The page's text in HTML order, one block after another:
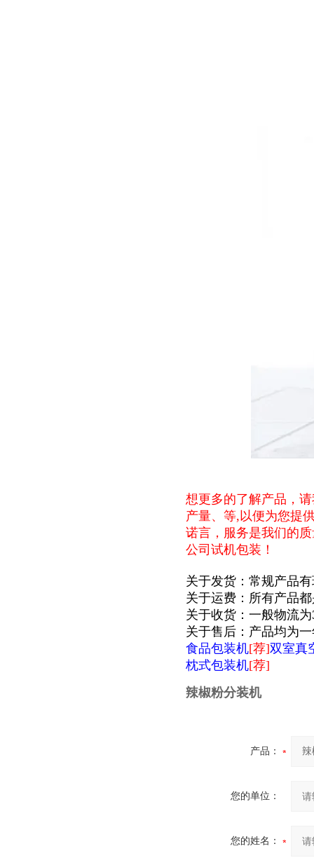
想更多的了解产品，
产量、等,以便为您提
诺言，服务是我们的
公司试机包装！
关于发货：常规产品
关于运费：所有产品
关于收货：一般物流
关于售后：产品均为
食品包装机[荐]双室真
枕式包装机[荐]
辣椒粉分装机
产品：
您的单位：
您的姓名：